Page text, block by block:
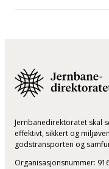
Jernbanedirektoratet skal
effektivt, sikkert og
godstransporten og
Organisasjonsnummer: